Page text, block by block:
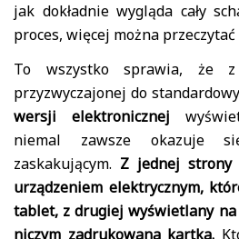
jak dokładnie wygląda cały
proces, więcej można przeczytać
To wszystko sprawia, że z
przyzwyczajonej do
wersji elektronicznej
niemal zawsze okazuje
zaskakującym. Z jednej strony
urządzeniem elektrycznym,
tablet, z drugiej wyświetlany
niczym zadrukowana kartka.